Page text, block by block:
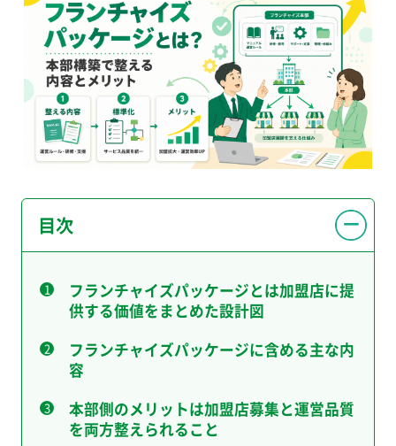
目次
フランチャイズパッケージとは加盟店に提
供する価値をまとめた設計図
フランチャイズパッケージに含める主な内
容
本部側のメリットは加盟店募集と運営品質
を両方整えられること